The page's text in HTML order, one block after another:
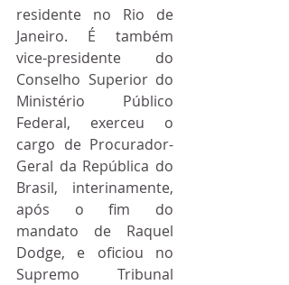
residente no Rio de
Janeiro. É também
vice-presidente do
Conselho Superior do
Ministério Público
Federal, exerceu o
cargo de Procurador-
Geral da República do
Brasil, interinamente,
após o fim do
mandato de Raquel
Dodge, e oficiou no
Supremo Tribunal